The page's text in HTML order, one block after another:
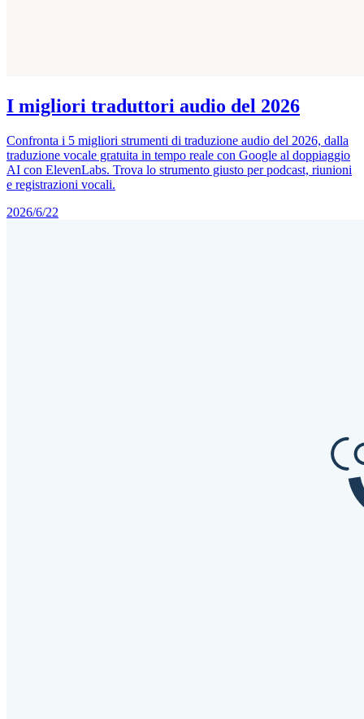
I migliori traduttori audio del 2026
Confronta i 5 migliori strumenti di traduzione audio del 2026, dalla
traduzione vocale gratuita in tempo reale con Google al doppiaggio
AI con ElevenLabs. Trova lo strumento giusto per podcast, riunioni
e registrazioni vocali.
2026/6/22